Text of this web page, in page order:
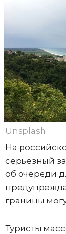
Unsplash
На
серьезный
об очереди
границы
Туристы